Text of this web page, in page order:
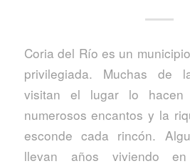
Coria del Río es un
privilegiada. Muchas de
visitan el lugar lo
numerosos encantos y la
esconde cada rincón.
llevan años viviendo